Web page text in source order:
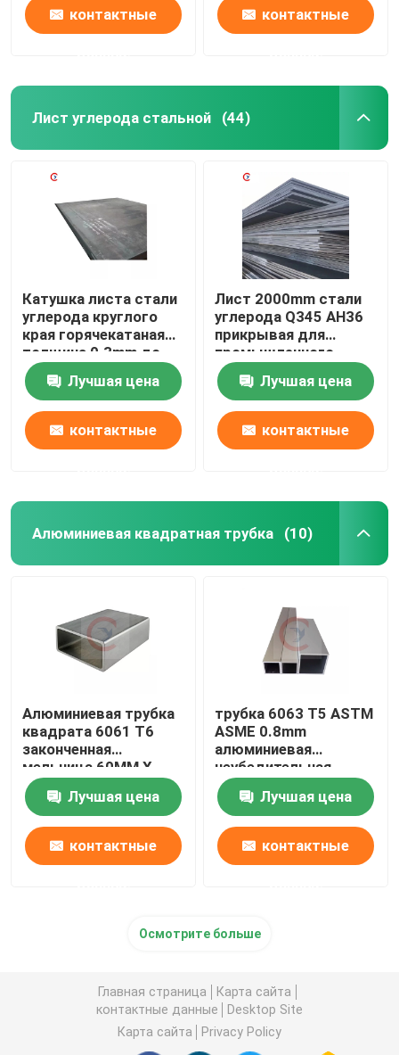
контактные контактные
Лист углерода стальной (44)
Катушка листа стали
углерода круглого
края горячекатаная
толщина 0.3mm до
200mm
Лучшая цена
контактные
Лист 2000mm стали
углерода Q345 AH36
прикрывая для
промышленного
использования
Лучшая цена
контактные
Алюминиевая квадратная трубка (10)
Алюминиевая трубка
квадрата 6061 T6
законченная
мельница 60MM X
60MM
Лучшая цена
контактные
трубка 6063 T5 ASTM
ASME 0.8mm
алюминиевая
неубедительная
квадратная для
воздушно-
космического
пространства
Лучшая цена
контактные
Осмотрите больше
Главная страница
Карта сайта
контактные данные
Desktop Site
Карта сайта
Privacy Policy